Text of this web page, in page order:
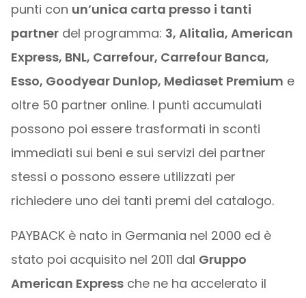
punti con un’unica carta presso i tanti
partnerdel programma: 3, Alitalia, American
Express, BNL, Carrefour, Carrefour Banca,
Esso, Goodyear Dunlop, Mediaset Premium e
oltre 50 partner online. I punti accumulati
possono poi essere trasformati in sconti
immediati sui beni e sui servizi dei partner
stessi o possono essere utilizzati per
richiedere uno dei tanti premi del catalogo.
PAYBACK è nato in Germania nel 2000 ed è
stato poi acquisito nel 2011 dal Gruppo
American Expressche ne ha accelerato il